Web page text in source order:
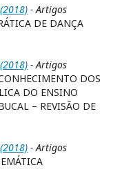
- Artigos
DE DANÇA
- Artigos
DOS
DO ENSINO
– REVISÃO DE
- Artigos